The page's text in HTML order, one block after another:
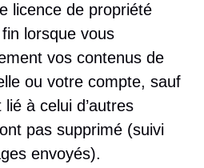
licence de propriété
lorsque vous
vos contenus de
ou votre compte, sauf
à celui d’autres
pas supprimé (suivi
envoyés).